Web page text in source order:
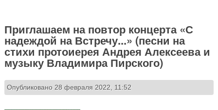
Приглашаем на повтор концерта «С
надеждой на Встречу...» (песни на
стихи протоиерея Андрея Алексеева и
музыку Владимира Пирского)
Опубликовано 28 февраля 2022, 11:52